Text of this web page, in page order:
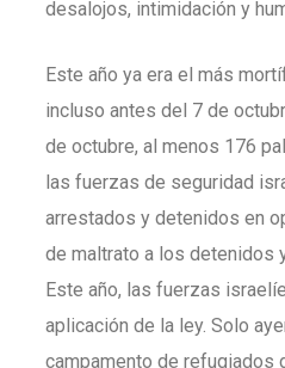
desalojos, intimidación y
Este año ya era el más
incluso antes del 7 de
de octubre, al menos 176
las fuerzas de seguridad
arrestados y detenidos en
de maltrato a los detenidos
Este año, las fuerzas
aplicación de la ley. Solo
campamento de refugiados